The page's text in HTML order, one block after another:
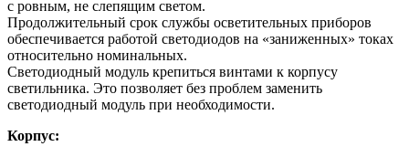
с ровным, не слепящим светом.
Продолжительный срок службы осветительных приборов
обеспечивается работой светодиодов на «заниженных» токах
относительно номинальных.
Светодиодный модуль крепиться винтами к корпусу
светильника. Это позволяет без проблем заменить
светодиодный модуль при необходимости.
Корпус: